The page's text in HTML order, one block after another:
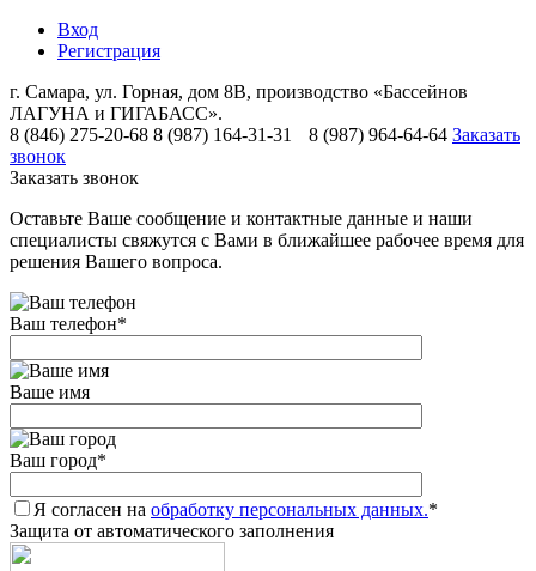
Вход
Регистрация
г. Самара, ул. Горная, дом 8В, производство «Бассейнов
ЛАГУНА и ГИГАБАСС».
8 (846) 275-20-68 8 (987) 164-31-31 8 (987) 964-64-64 Заказать
звонок
Заказать звонок
Оставьте Ваше сообщение и контактные данные и наши
специалисты свяжутся с Вами в ближайшее рабочее время для
решения Вашего вопроса.
Ваш телефон*
Ваше имя
Ваш город*
Я согласен на обработку персональных данных.*
Защита от автоматического заполнения